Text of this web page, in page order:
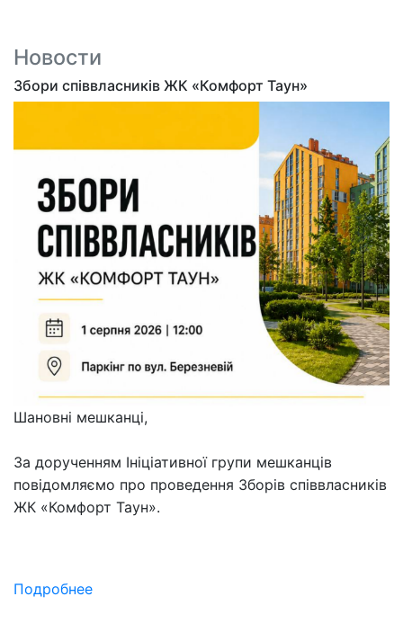
Новости
Збори співвласників ЖК «Комфорт Таун»
Шановні мешканці,
За дорученням Ініціативної групи мешканців
повідомляємо про проведення Зборів співвласників
ЖК «Комфорт Таун».
Подробнее